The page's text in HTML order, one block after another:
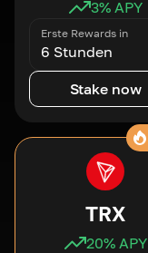
3% APY
Erste Rewards in
6 Stunden
Stake now
TRX
20% APY